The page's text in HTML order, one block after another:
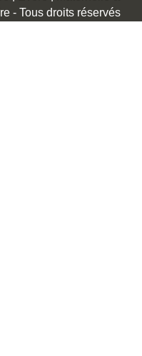
- Tous droits réservés